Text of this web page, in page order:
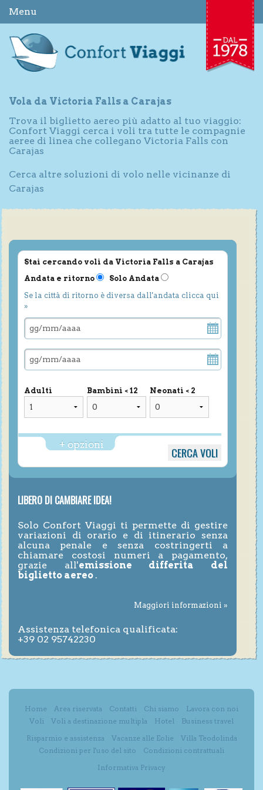
Menu
Vola da Victoria Falls a Carajas
Trova il biglietto aereo più adatto al tuo viaggio:
Confort Viaggi cerca i voli tra tutte le compagnie
aeree di linea che collegano Victoria Falls con
Carajas
Cerca altre soluzioni di volo nelle vicinanze di
Carajas
Stai cercando voli da Victoria Falls a Carajas
Andata e ritorno
Solo Andata
Se la città di ritorno è diversa dall'andata clicca qui
»
Adulti Bambini < 12 Neonati < 2
+ opzioni
LIBERO DI CAMBIARE IDEA!
Solo Confort Viaggi ti permette di gestire
variazioni di orario e di itinerario senza
alcuna penale e senza costringerti a
chiamare costosi numeri a pagamento,
grazie all'emissione differita del
biglietto aereo .
Maggiori informazioni »
Assistenza telefonica qualificata:
+39 02 95742230
Home Area riservata Contatti Chi siamo
Lavora con noi
Voli
Voli a destinazione multipla Hotel
Business travel
Risparmio e assistenza
Vacanze alle Eolie
Villa Teodolinda
Condizioni per l'uso del sito
Condizioni contrattuali
Informativa Privacy